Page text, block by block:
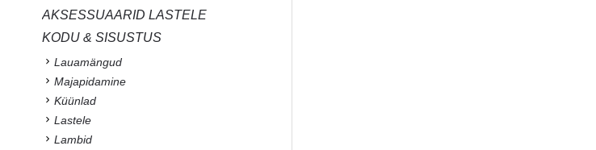
AKSESSUAARID LASTELE
KODU & SISUSTUS
Lauamängud
Majapidamine
Küünlad
Lastele
Lambid